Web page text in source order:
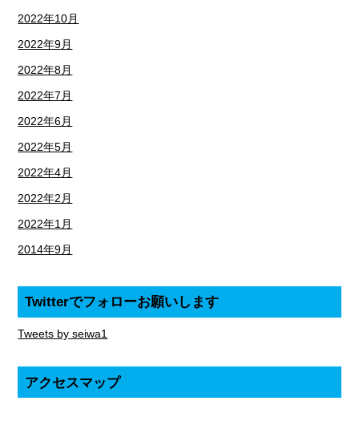
2022年10月
2022年9月
2022年8月
2022年7月
2022年6月
2022年5月
2022年4月
2022年2月
2022年1月
2014年9月
Twitterでフォローお願いします
Tweets by seiwa1
アクセスマップ